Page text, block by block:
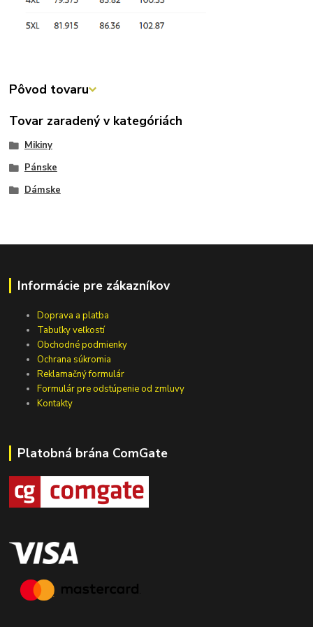
Pôvod tovaru
Tovar zaradený v kategóriách
Mikiny
Pánske
Dámske
Informácie pre zákazníkov
Doprava a platba
Tabuľky veľkostí
Obchodné podmienky
Ochrana súkromia
Reklamačný formulár
Formulár pre odstúpenie od zmluvy
Kontakty
Platobná brána ComGate